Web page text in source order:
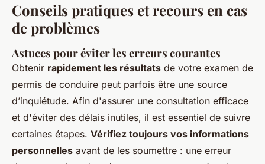
Conseils pratiques et recours en cas
de problèmes
Astuces pour éviter les erreurs courantes
Obtenir rapidement les résultats de votre examen de
permis de conduire peut parfois être une source
d’inquiétude. Afin d'assurer une consultation efficace
et d'éviter des délais inutiles, il est essentiel de suivre
certaines étapes. Vérifiez toujours vos informations
personnelles avant de les soumettre : une erreur